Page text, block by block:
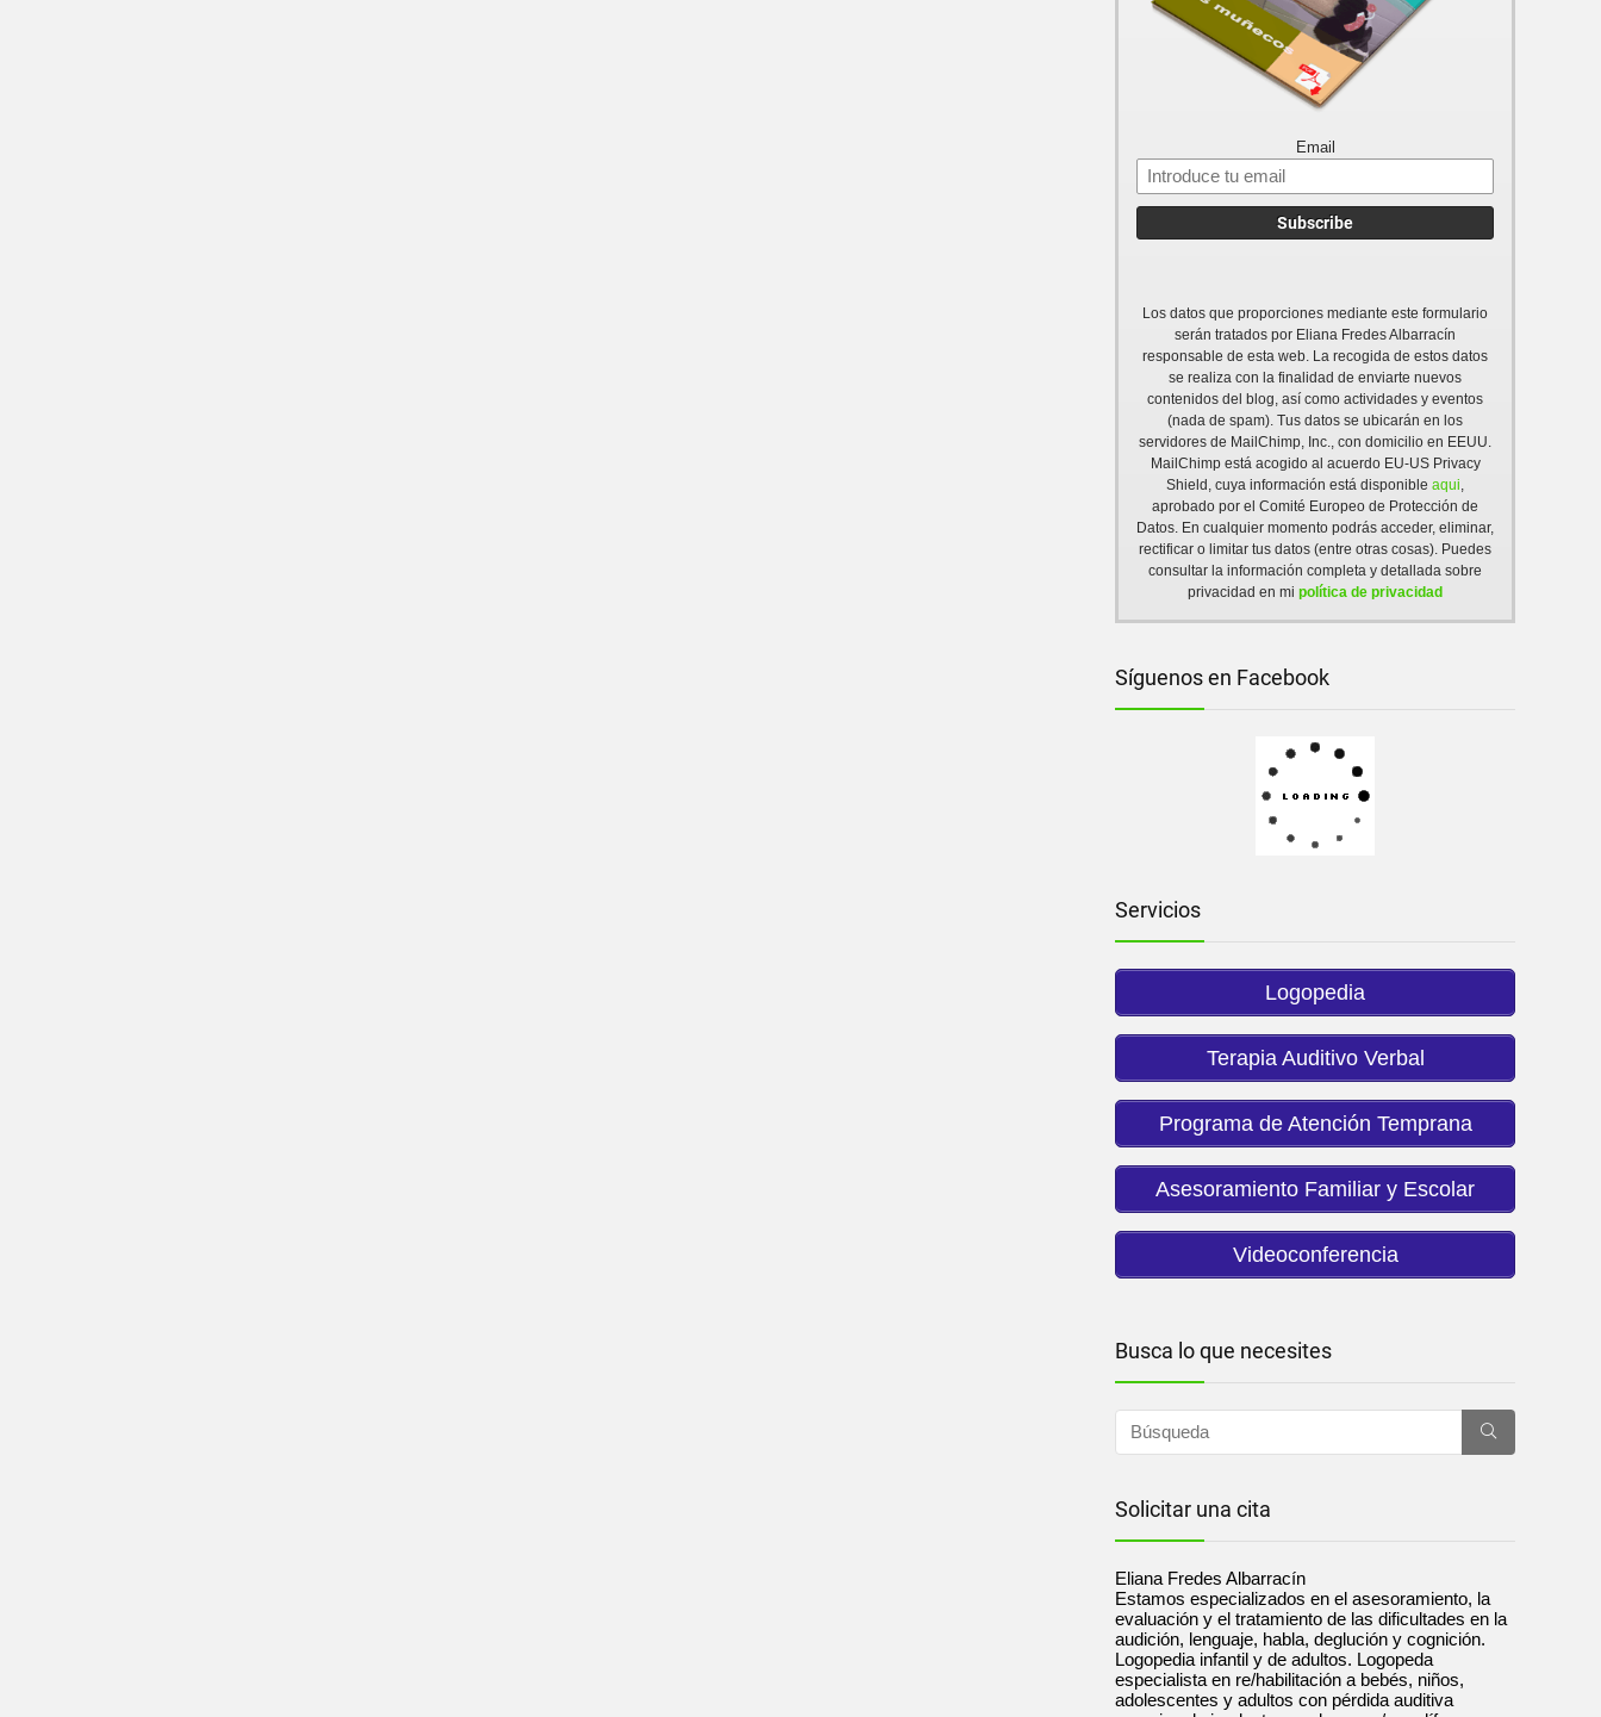
Email
Los datos que proporciones mediante este formulario
serán tratados por Eliana Fredes Albarracín
responsable de esta web. La recogida de estos datos
se realiza con la finalidad de enviarte nuevos
contenidos del blog, así como actividades y eventos
(nada de spam). Tus datos se ubicarán en los
servidores de MailChimp, Inc., con domicilio en EEUU.
MailChimp está acogido al acuerdo EU-US Privacy
Shield, cuya información está disponible aqui
aprobado por el Comité Europeo de Protección de
Datos. En cualquier momento podrás acceder, eliminar,
rectificar o limitar tus datos (entre otras cosas). Puedes
consultar la información completa y detallada sobre
privacidad en mi política de privacidad
Síguenos en Facebook
Servicios
Logopedia
Terapia Auditivo Verbal
Programa de Atención Temprana
Asesoramiento Familiar y Escolar
Videoconferencia
Busca lo que necesites
Solicitar una cita
Eliana Fredes Albarracín
Estamos especializados en el asesoramiento, la
evaluación y el tratamiento de las dificultades en la
audición, lenguaje, habla, deglución y cognición.
Logopedia infantil y de adultos. Logopeda
especialista en re/habilitación a bebés, niños,
adolescentes y adultos con pérdida auditiva